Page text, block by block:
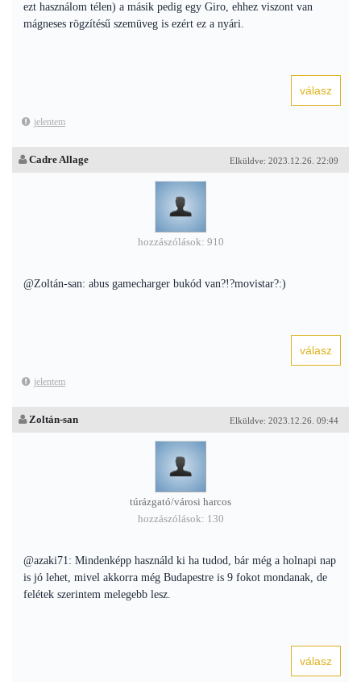
ezt használom télen) a másik pedig egy Giro, ehhez viszont van
mágneses rögzítésű szemüveg is ezért ez a nyári.
jelentem
Elküldve: 2023.12.26. 22:09
Cadre Allage
hozzászólások: 910
@Zoltán-san: abus gamecharger bukód van?!?movistar?:)
jelentem
Elküldve: 2023.12.26. 09:44
Zoltán-san
túrázgató/városi harcos
hozzászólások: 130
@azaki71: Mindenképp használd ki ha tudod, bár még a holnapi nap
is jó lehet, mivel akkorra még Budapestre is 9 fokot mondanak, de
felétek szerintem melegebb lesz.